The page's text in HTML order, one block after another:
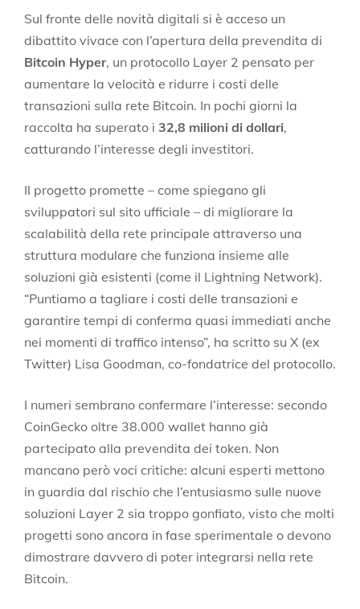
Sul fronte delle novità digitali si è acceso un
dibattito vivace con l’apertura della prevendita di
Bitcoin Hyper, un protocollo Layer 2 pensato per
aumentare la velocità e ridurre i costi delle
transazioni sulla rete Bitcoin. In pochi giorni la
raccolta ha superato i 32,8 milioni di dollari,
catturando l’interesse degli investitori.
Il progetto promette – come spiegano gli
sviluppatori sul sito ufficiale – di migliorare la
scalabilità della rete principale attraverso una
struttura modulare che funziona insieme alle
soluzioni già esistenti (come il Lightning Network).
“Puntiamo a tagliare i costi delle transazioni e
garantire tempi di conferma quasi immediati anche
nei momenti di traffico intenso”, ha scritto su X (ex
Twitter) Lisa Goodman, co-fondatrice del protocollo.
I numeri sembrano confermare l’interesse: secondo
CoinGecko oltre 38.000 wallet hanno già
partecipato alla prevendita dei token. Non
mancano però voci critiche: alcuni esperti mettono
in guardia dal rischio che l’entusiasmo sulle nuove
soluzioni Layer 2 sia troppo gonfiato, visto che molti
progetti sono ancora in fase sperimentale o devono
dimostrare davvero di poter integrarsi nella rete
Bitcoin.